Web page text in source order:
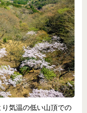
気温の低い山頂での